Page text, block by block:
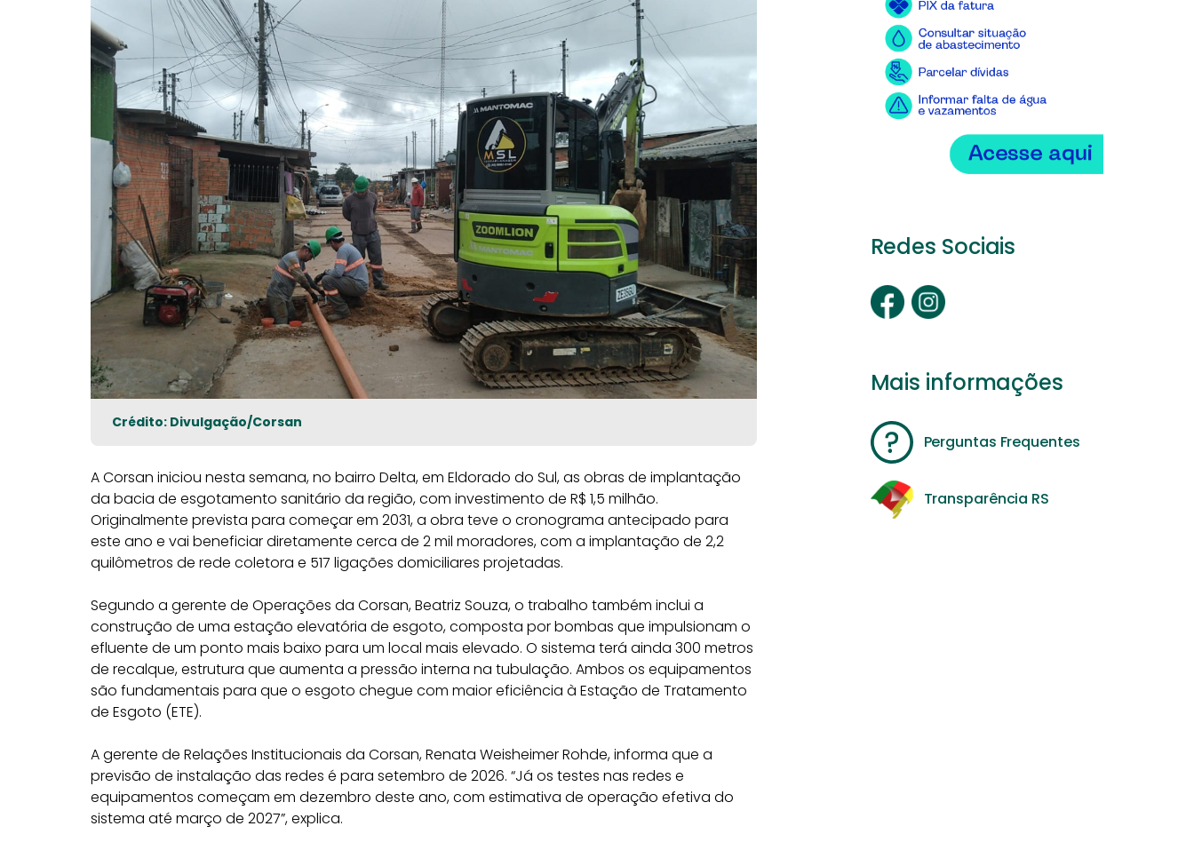
Crédito: Divulgação/Corsan
A Corsan iniciou nesta semana, no bairro Delta, em Eldorado do Sul, as obras de implantação
da bacia de esgotamento sanitário da região, com investimento de R$ 1,5 milhão.
Originalmente prevista para começar em 2031, a obra teve o cronograma antecipado para
este ano e vai beneficiar diretamente cerca de 2 mil moradores, com a implantação de 2,2
quilômetros de rede coletora e 517 ligações domiciliares projetadas.
Segundo a gerente de Operações da Corsan, Beatriz Souza, o trabalho também inclui a
construção de uma estação elevatória de esgoto, composta por bombas que impulsionam o
efluente de um ponto mais baixo para um local mais elevado. O sistema terá ainda 300 metros
de recalque, estrutura que aumenta a pressão interna na tubulação. Ambos os equipamentos
são fundamentais para que o esgoto chegue com maior eficiência à Estação de Tratamento
de Esgoto (ETE).
A gerente de Relações Institucionais da Corsan, Renata Weisheimer Rohde, informa que a
previsão de instalação das redes é para setembro de 2026. “Já os testes nas redes e
equipamentos começam em dezembro deste ano, com estimativa de operação efetiva do
sistema até março de 2027”, explica.
Redes Sociais
Mais informações
Perguntas Frequentes
Transparência RS